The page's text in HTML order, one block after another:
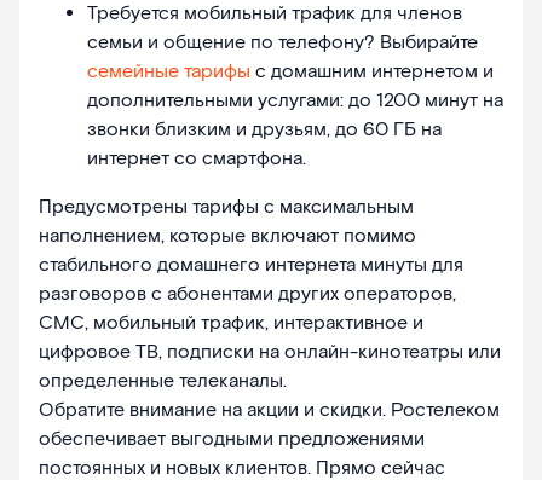
Требуется мобильный трафик для членов
семьи и общение по телефону? Выбирайте
семейные тарифы с домашним интернетом и
дополнительными услугами: до 1200 минут на
звонки близким и друзьям, до 60 ГБ на
интернет со смартфона.
Предусмотрены тарифы с максимальным
наполнением, которые включают помимо
стабильного домашнего интернета минуты для
разговоров с абонентами других операторов,
СМС, мобильный трафик, интерактивное и
цифровое ТВ, подписки на онлайн-кинотеатры или
определенные телеканалы.
Обратите внимание на акции и скидки. Ростелеком
обеспечивает выгодными предложениями
постоянных и новых клиентов. Прямо сейчас